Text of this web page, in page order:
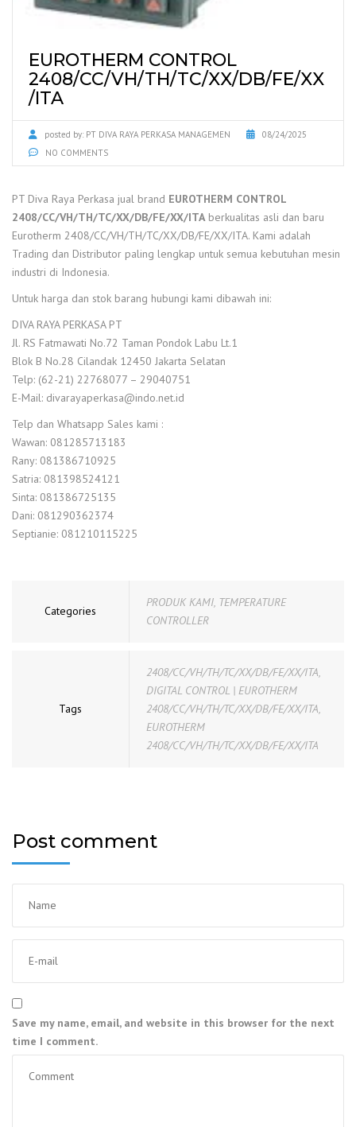
EUROTHERM CONTROL
2408/CC/VH/TH/TC/XX/DB/FE/XX
/ITA
posted by: PT DIVA RAYA PERKASA MANAGEMEN
08/24/2025
NO COMMENTS
PT Diva Raya Perkasa jual brand EUROTHERM CONTROL
2408/CC/VH/TH/TC/XX/DB/FE/XX/ITAberkualitas asli dan baru
Eurotherm 2408/CC/VH/TH/TC/XX/DB/FE/XX/ITA. Kami adalah
Trading dan Distributor paling lengkap untuk semua kebutuhan mesin
industri di Indonesia.
Untuk harga dan stok barang hubungi kami dibawah ini:
DIVA RAYA PERKASA PT
Jl. RS Fatmawati No.72 Taman Pondok Labu Lt.1
Blok B No.28 Cilandak 12450 Jakarta Selatan
Telp: (62-21) 22768077 – 29040751
E-Mail: divarayaperkasa@indo.net.id
Telp dan Whatsapp Sales kami :
Wawan: 081285713183
Rany: 081386710925
Satria: 081398524121
Sinta: 081386725135
Dani: 081290362374
Septianie: 081210115225
Categories
PRODUK KAMI, TEMPERATURE
CONTROLLER
Tags
2408/CC/VH/TH/TC/XX/DB/FE/XX/ITA,
DIGITAL CONTROL | EUROTHERM
2408/CC/VH/TH/TC/XX/DB/FE/XX/ITA,
EUROTHERM
2408/CC/VH/TH/TC/XX/DB/FE/XX/ITA
Post comment
Save my name, email, and website in this browser for the next
time I comment.